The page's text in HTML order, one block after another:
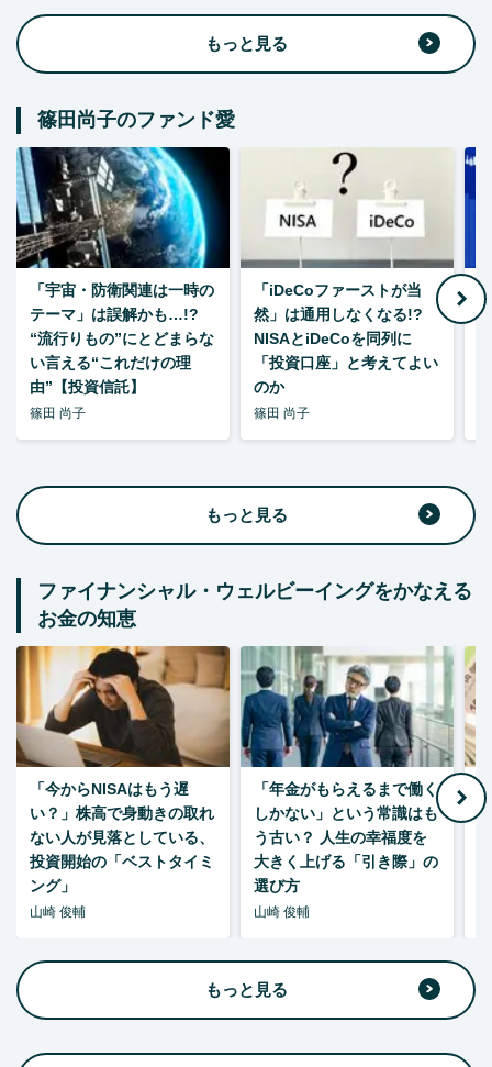
もっと見る
篠田尚子のファンド愛
「宇宙・防衛関連は一時の
テーマ」は誤解かも…!?
“流行りもの”にとどまらな
い言える“これだけの理
由”【投資信託】
篠田 尚子
「iDeCoファーストが当
然」は通用しなくなる!?
NISAとiDeCoを同列に
「投資口座」と考えてよい
のか
篠田 尚子
もっと見る
ファイナンシャル・ウェルビーイングをかなえる
お金の知恵
「今からNISAはもう遅
い？」株高で身動きの取れ
ない人が見落としている、
投資開始の「ベストタイミ
ング」
山崎 俊輔
「年金がもらえるまで働く
しかない」という常識はも
う古い？ 人生の幸福度を
大きく上げる「引き際」の
選び方
山崎 俊輔
もっと見る